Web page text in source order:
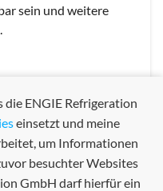
sein und weitere
arrow_back
die ENGIE Refrigeration
einsetzt und meine
um Informationen
besuchter Websites
GmbH darf hierfür ein